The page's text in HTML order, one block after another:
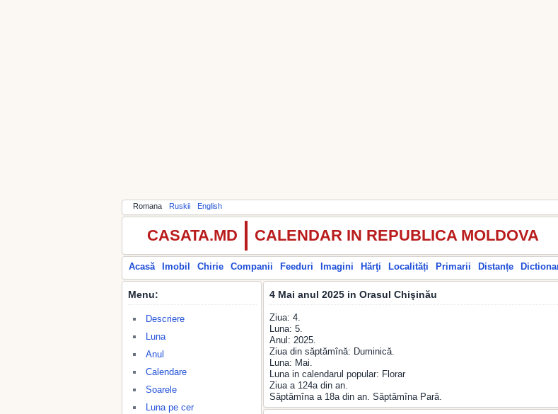
Romana Ruskii English
CASATA.MD CALENDAR IN REPUBLICA MOLDOVA
Acasă Imobil Chirie Companii Feeduri Imagini Hărţi Localități Primarii Distanțe
Menu:
Descriere
Luna
Anul
Calendare
Soarele
Luna pe cer
4 Mai anul 2025 in Orasul Chişinău
Ziua: 4.
Luna: 5.
Anul: 2025.
Ziua din săptămînă: Duminică.
Luna: Mai.
Luna in calendarul popular: Florar
Ziua a 124a din an.
Săptămîna a 18a din an. Săptămîna Pară.